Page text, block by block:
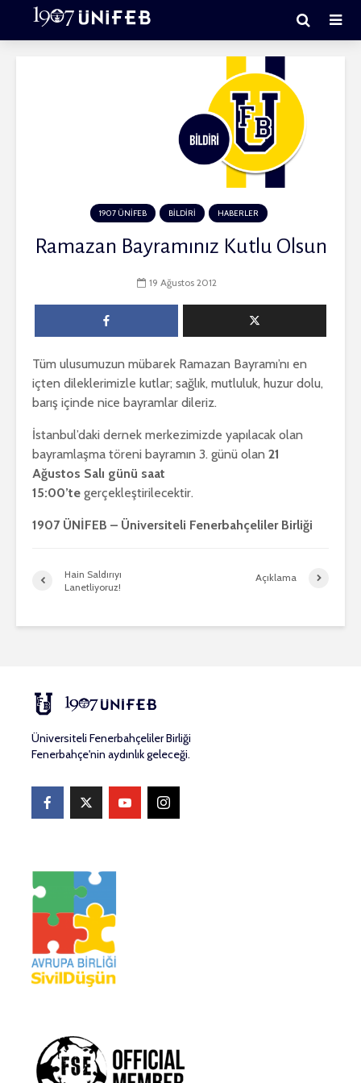
1907 ÜNİFEB BİLDİRİ HABERLER
Ramazan Bayramınız Kutlu Olsun
19 Ağustos 2012
Tüm ulusumuzun mübarek Ramazan Bayramı’nı en
içten dileklerimizle kutlar; sağlık, mutluluk, huzur dolu,
barış içinde nice bayramlar dileriz.
İstanbul’daki dernek merkezimizde yapılacak olan
bayramlaşma töreni bayramın 3. günü olan 21
Ağustos Salı günü saat
15:00’te gerçekleştirilecektir.
1907 ÜNİFEB – Üniversiteli Fenerbahçeliler Birliği
Hain Saldırıyı
Lanetliyoruz!
Açıklama
Üniversiteli Fenerbahçeliler Birliği
Fenerbahçe'nin aydınlık geleceği.